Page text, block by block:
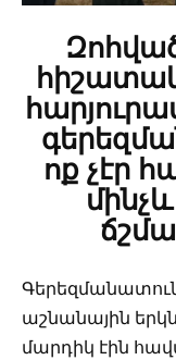
ոք չէր
աշնանային
մարդիկ էին